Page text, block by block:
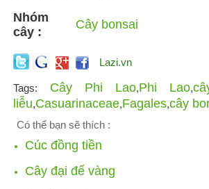
Nhóm
cây :
Cây bonsai
Lazi.vn
Tags: Cây Phi Lao,Phi Lao,
liễu,Casuarinaceae,Fagales,cây
Có thể bạn sẽ thích :
Cúc đồng tiền
Cây đại đế vàng